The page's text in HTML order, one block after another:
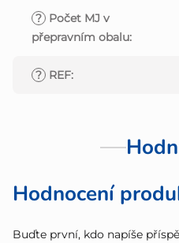
? Počet MJ v
přepravním obalu:
? REF:
Hodnocení
Buďte první, kdo napíše